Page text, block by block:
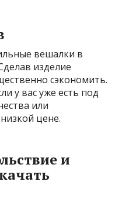
вешалки в
изделие
сэкономить.
у вас уже есть под
или
цене.
и